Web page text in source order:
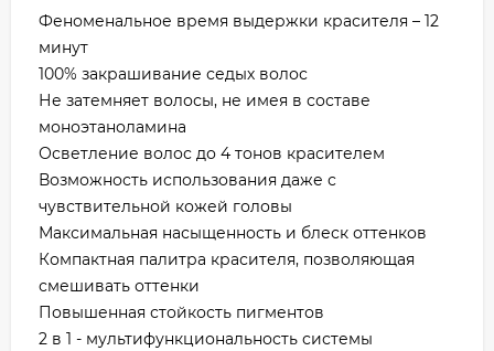
Феноменальное время выдержки красителя – 12
минут
100% закрашивание седых волос
Не затемняет волосы, не имея в составе
моноэтаноламина
Осветление волос до 4 тонов красителем
Возможность использования даже с
чувствительной кожей головы
Максимальная насыщенность и блеск оттенков
Компактная палитра красителя, позволяющая
смешивать оттенки
Повышенная стойкость пигментов
2 в 1 - мультифункциональность системы